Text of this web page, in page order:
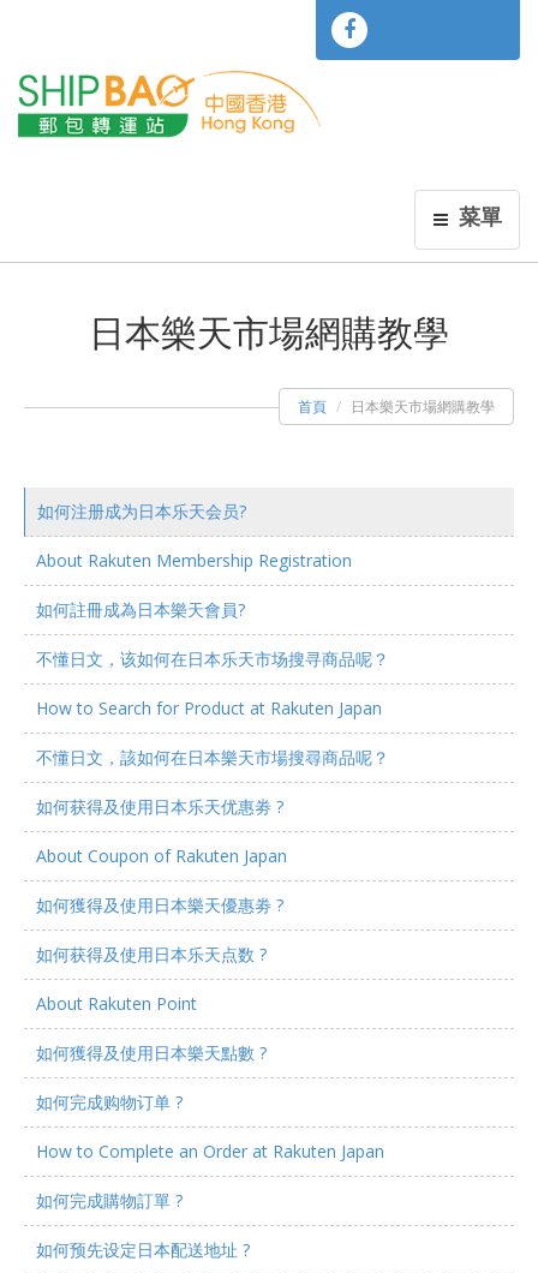
菜單
日本樂天市場網購教學
首頁 日本樂天市場網購教學
如何注册成为日本乐天会员?
About Rakuten Membership Registration
如何註冊成為日本樂天會員?
不懂日文，该如何在日本乐天市场搜寻商品呢？
How to Search for Product at Rakuten Japan
不懂日文，該如何在日本樂天市場搜尋商品呢？
如何获得及使用日本乐天优惠劵 ?
About Coupon of Rakuten Japan
如何獲得及使用日本樂天優惠劵 ?
如何获得及使用日本乐天点数 ?
About Rakuten Point
如何獲得及使用日本樂天點數 ?
如何完成购物订单 ?
How to Complete an Order at Rakuten Japan
如何完成購物訂單 ?
如何预先设定日本配送地址 ?